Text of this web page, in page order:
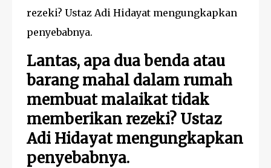
rezeki? Ustaz Adi Hidayat mengungkapkan
penyebabnya.
Lantas, apa dua benda atau
barang mahal dalam rumah
membuat malaikat tidak
memberikan rezeki? Ustaz
Adi Hidayat mengungkapkan
penyebabnya.